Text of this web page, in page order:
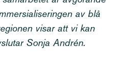
av blå
visar att vi kan
Sonja Andrén.